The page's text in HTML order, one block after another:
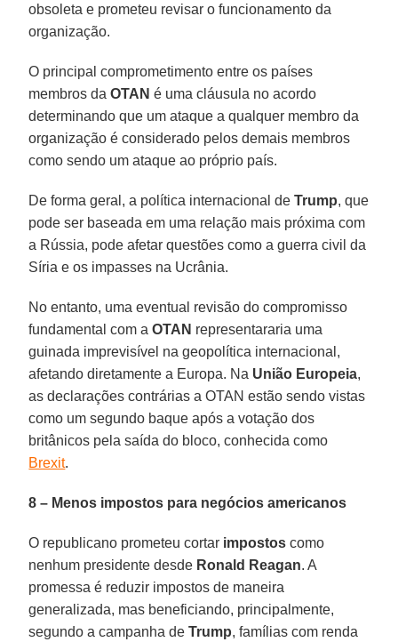
obsoleta e prometeu revisar o funcionamento da
organização.
O principal comprometimento entre os países
membros daOTAN é uma cláusula no acordo
determinando que um ataque a qualquer membro da
organização é considerado pelos demais membros
como sendo um ataque ao próprio país.
De forma geral, a política internacional deTrump, que
pode ser baseada em uma relação mais próxima com
a Rússia, pode afetar questões como a guerra civil da
Síria e os impasses na Ucrânia.
No entanto, uma eventual revisão do compromisso
fundamental com aOTAN representararia uma
guinada imprevisível na geopolítica internacional,
afetando diretamente a Europa. Na União Europeia,
as declarações contrárias a OTAN estão sendo vistas
como um segundo baque após a votação dos
britânicos pela saída do bloco, conhecida como
Brexit.
8 – Menos impostos para negócios americanos
O republicano prometeu cortar impostos como
nenhum presidente desde Ronald Reagan. A
promessa é reduzir impostos de maneira
generalizada, mas beneficiando, principalmente,
segundo a campanha deTrump, famílias com renda